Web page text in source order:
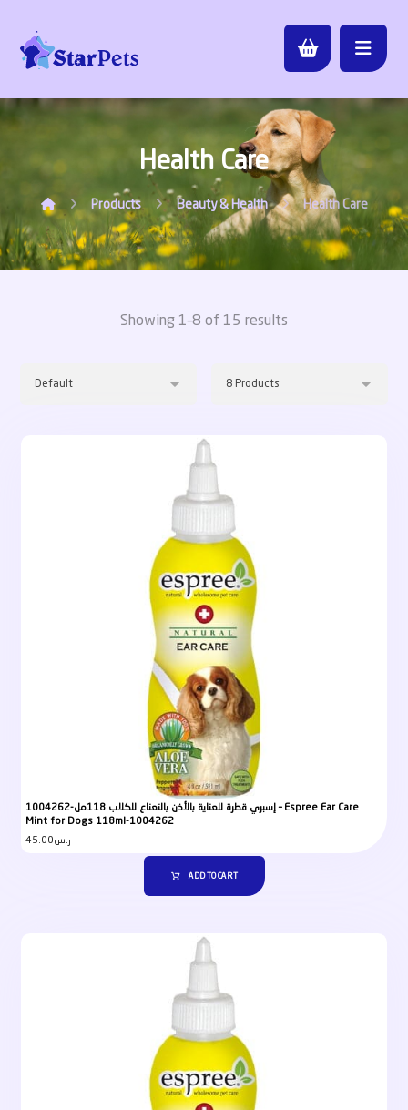
Health Care
Products Beauty & Health Health Care
Showing 1–8 of 15 results
إسبري قطرة للعناية بالأذن بالنعناع للكلاب 118مل-1004262 – Espree Ear Care
Mint for Dogs 118ml-1004262
ر.س45.00
ADD TO CART